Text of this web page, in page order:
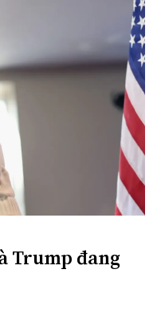
Trump đang